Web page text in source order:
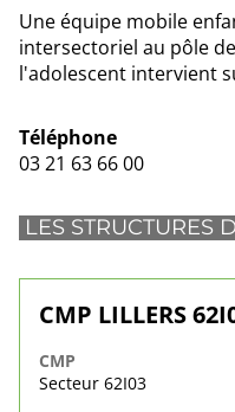
Une équipe mobile
intersectoriel au pôle
l'adolescent intervient
Téléphone
03 21 63 66 00
LES STRUCTURES
CMP LILLERS
CMP
Secteur 62I03